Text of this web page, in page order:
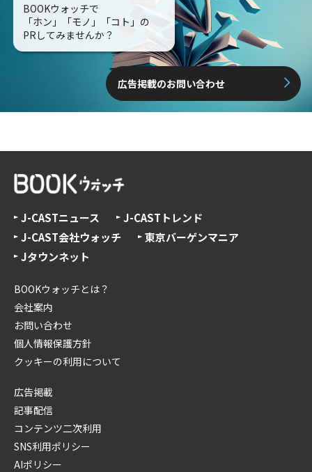
BOOKウォッチで
「ホン」「モノ」「コト」の
PRしてみませんか？
広告掲載のお問い合わせ
J-CASTニュース
J-CASTトレンド
J-CAST会社ウォッチ
東京バーゲンマニア
Jタウンネット
BOOKウォッチとは？
会社案内
お問い合わせ
個人情報保護方針
クッキーの利用について
広告掲載
記事配信
コンテンツ二次利用
SNS利用ポリシー
AIポリシー